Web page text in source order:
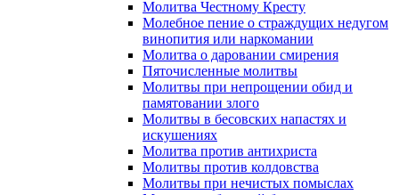
Молитва Честному Кресту
Молебное пение о страждущих недугом
винопития или наркомании
Молитва о даровании смирения
Пяточисленные молитвы
Молитвы при непрощении обид и
памятовании злого
Молитвы в бесовских напастях и
искушениях
Молитва против антихриста
Молитвы против колдовства
Молитвы при нечистых помыслах